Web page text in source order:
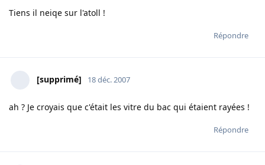
Tiens il neiqe sur l'atoll !
Répondre
[supprimé] 18 déc. 2007
ah ? Je croyais que c'était les vitre du bac qui étaient rayées !
Répondre